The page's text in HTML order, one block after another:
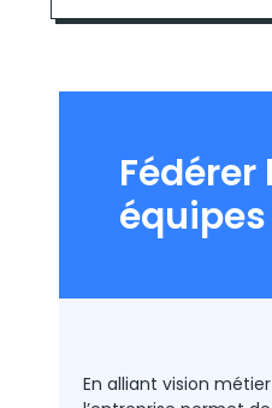
Fédérer
équipes
En alliant vision